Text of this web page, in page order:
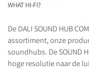
De DALI SOUND HUB
assortiment, onze
soundhubs. De SOUND
hoge resolutie naar de
WHAT HI-FI?